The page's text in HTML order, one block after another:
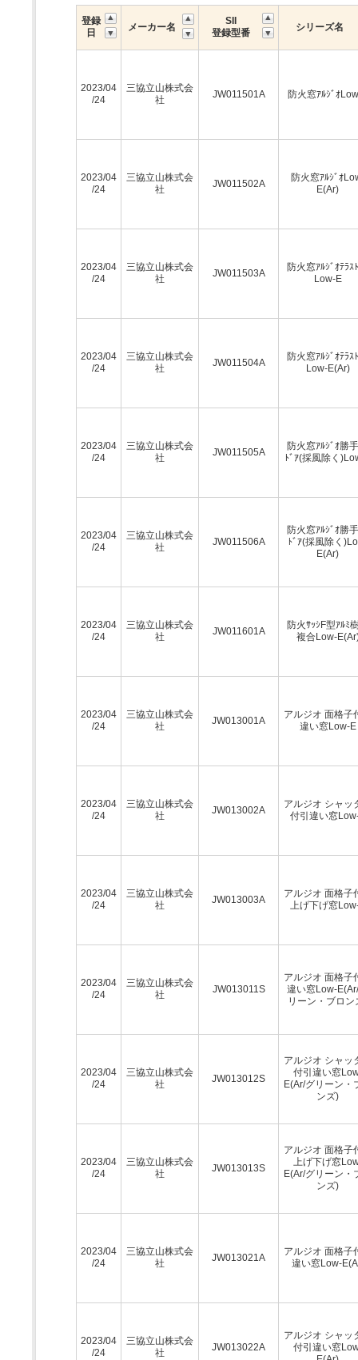
登録
日
メーカー名
SII
登録型番
シリーズ名
2023/04
/24
三協立山株式会
社
JW011501A 防火窓ｱﾙｼﾞｵ
2023/04
/24
三協立山株式会
社
JW011502A
防火窓ｱﾙｼﾞｵ
E(Ar)
2023/04
/24
三協立山株式会
社
JW011503A
防火窓ｱﾙｼﾞｵﾃﾗｽ
Low-E
2023/04
/24
三協立山株式会
社
JW011504A
防火窓ｱﾙｼﾞｵﾃﾗｽ
Low-E(Ar)
2023/04
/24
三協立山株式会
社
JW011505A
防火窓ｱﾙｼﾞｵ勝
ﾄﾞｱ(採風除く
2023/04
/24
三協立山株式会
社
JW011506A
防火窓ｱﾙｼﾞｵ勝
ﾄﾞｱ(採風除く
E(Ar)
2023/04
/24
三協立山株式会
社
JW011601A
防火ｻｯｼF型ｱﾙﾐ
複合Low-
2023/04
/24
三協立山株式会
社
JW013001A
アルジオ 面格子
違い窓Low-E
2023/04
/24
三協立山株式会
社
JW013002A
アルジオ シャッ
付引違い窓
2023/04
/24
三協立山株式会
社
JW013003A
アルジオ 面格子
上げ下げ窓
2023/04
/24
三協立山株式会
社
JW013011S
アルジオ 面格子
違い窓Low-
リーン・ブロン
2023/04
/24
三協立山株式会
社
JW013012S
アルジオ シャッ
付引違い窓
E(Ar/グリーン・
ンズ)
2023/04
/24
三協立山株式会
社
JW013013S
アルジオ 面格子
上げ下げ窓
E(Ar/グリーン・
ンズ)
2023/04
/24
三協立山株式会
社
JW013021A
アルジオ 面格子
違い窓Low-
2023/04
/24
三協立山株式会
社
JW013022A
アルジオ シャッ
付引違い窓